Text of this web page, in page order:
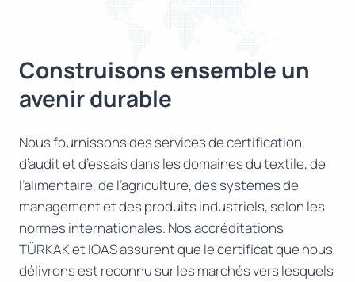
Construisons ensemble un
avenir durable
Nous fournissons des services de certification,
d’audit et d’essais dans les domaines du textile, de
l’alimentaire, de l’agriculture, des systèmes de
management et des produits industriels, selon les
normes internationales. Nos accréditations
TÜRKAK et IOAS assurent que le certificat que nous
délivrons est reconnu sur les marchés vers lesquels